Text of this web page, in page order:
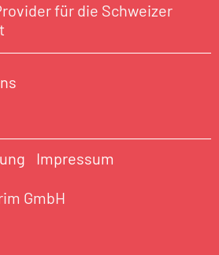
für die Schweizer
Impressum
GmbH